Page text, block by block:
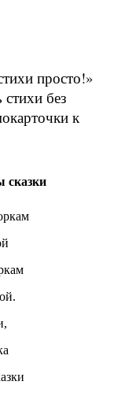
просто!»
без
к
сказки